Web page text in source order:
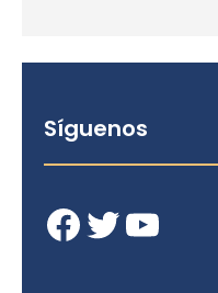
Síguenos
Facebook Twitter YouTube